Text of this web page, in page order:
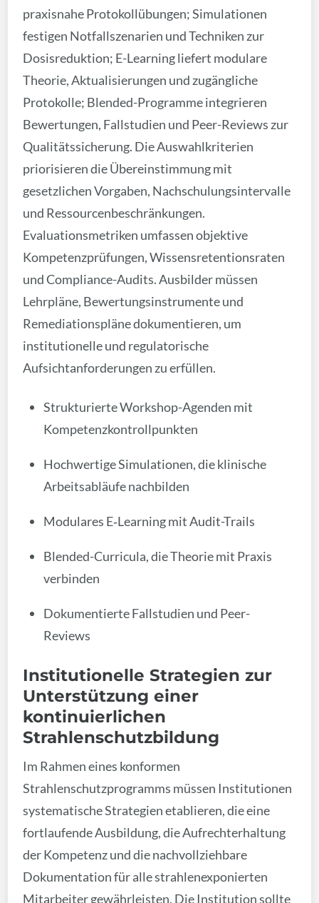
praxisnahe Protokollübungen; Simulationen
festigen Notfallszenarien und Techniken zur
Dosisreduktion; E-Learning liefert modulare
Theorie, Aktualisierungen und zugängliche
Protokolle; Blended-Programme integrieren
Bewertungen, Fallstudien und Peer-Reviews zur
Qualitätssicherung. Die Auswahlkriterien
priorisieren die Übereinstimmung mit
gesetzlichen Vorgaben, Nachschulungsintervalle
und Ressourcenbeschränkungen.
Evaluationsmetriken umfassen objektive
Kompetenzprüfungen, Wissensretentionsraten
und Compliance-Audits. Ausbilder müssen
Lehrpläne, Bewertungsinstrumente und
Remediationspläne dokumentieren, um
institutionelle und regulatorische
Aufsichtanforderungen zu erfüllen.
Strukturierte Workshop-Agenden mit
Kompetenzkontrollpunkten
Hochwertige Simulationen, die klinische
Arbeitsabläufe nachbilden
Modulares E‑Learning mit Audit-Trails
Blended-Curricula, die Theorie mit Praxis
verbinden
Dokumentierte Fallstudien und Peer-
Reviews
Institutionelle Strategien zur
Unterstützung einer
kontinuierlichen
Strahlenschutzbildung
Im Rahmen eines konformen
Strahlenschutzprogramms müssen Institutionen
systematische Strategien etablieren, die eine
fortlaufende Ausbildung, die Aufrechterhaltung
der Kompetenz und die nachvollziehbare
Dokumentation für alle strahlenexponierten
Mitarbeiter gewährleisten. Die Institution sollte